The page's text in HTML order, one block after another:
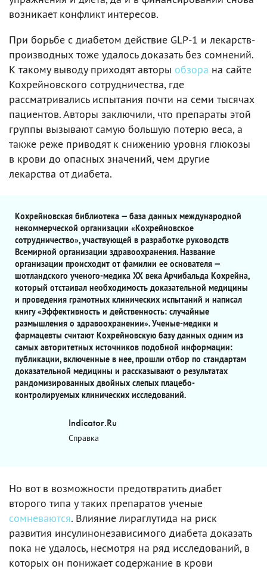
возникает конфликт интересов.
При борьбе с диабетом действие GLP-1 и лекарств-
производных тоже удалось доказать без сомнений.
К такому выводу приходят авторы обзора на сайте
Кохрейновского сотрудничества, где
рассматривались испытания почти на семи тысячах
пациентов. Авторы заключили, что препараты этой
группы вызывают самую большую потерю веса, а
также реже приводят к снижению уровня глюкозы
в крови до опасных значений, чем другие
лекарства от диабета.
Кохрейновская библиотека — база данных международной
некоммерческой организации «Кохрейновское
сотрудничество», участвующей в разработке руководств
Всемирной организации здравоохранения. Название
организации происходит от фамилии ее основателя —
шотландского ученого-медика XX века Арчибальда Кохрейна,
который отстаивал необходимость доказательной медицины
и проведения грамотных клинических испытаний и написал
книгу «Эффективность и действенность: случайные
размышления о здравоохранении». Ученые-медики и
фармацевты считают Кохрейновскую базу данных одним из
самых авторитетных источников подобной информации:
публикации, включенные в нее, прошли отбор по стандартам
доказательной медицины и рассказывают о результатах
рандомизированных двойных слепых плацебо-
контролируемых клинических исследований.
Indicator.Ru
Справка
Но вот в возможности предотвратить диабет
второго типа у таких препаратов ученые
сомневаются. Влияние лираглутида на риск
развития инсулинонезависимого диабета доказать
пока не удалось, несмотря на ряд исследований, в
которых он понижает содержание в крови